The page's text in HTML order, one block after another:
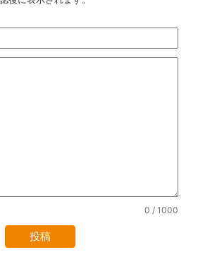
0 / 1000